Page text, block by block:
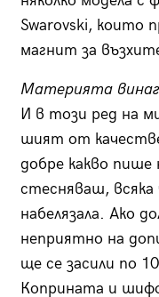
Swarovski,
магнит за
Материята
И в този ред на
шият от
добре какво
стесняваш,
набелязала. Ако
неприятно на
ще се засили по
Коприната и